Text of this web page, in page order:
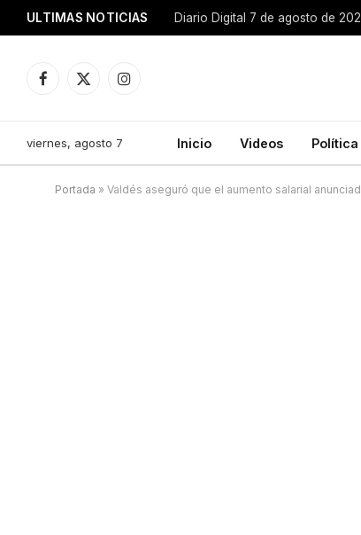
ULTIMAS NOTICIAS Diario Digital 7 de agosto de
Facebook
X
Instagram
viernes, agosto 7 Inicio Videos Política
Portada » Valdés aseguró que el aumento salarial